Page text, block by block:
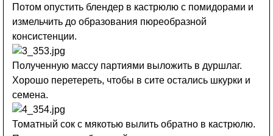
Потом опустить блендер в кастрюлю с помидорами и
измельчить до образования пюреобразной
консистенции.
Полученную массу партиями выложить в дуршлаг.
Хорошо перетереть, чтобы в сите остались шкурки и
семена.
Томатный сок с мякотью вылить обратно в кастрюлю.